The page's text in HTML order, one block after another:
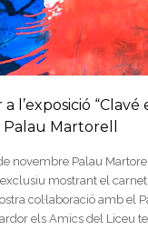
l’exposició “Clavé
Martorell
novembre Palau
exclusiu mostrant el
col·laboració amb el
els Amics del Liceu